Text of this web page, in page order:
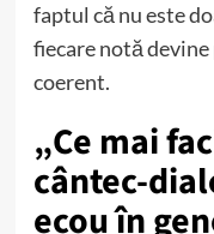
faptul că nu este
fiecare notă
coerent.
„Ce mai
cântec-
ecou în